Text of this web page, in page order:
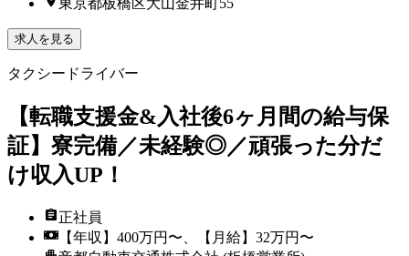
東京都板橋区大山金井町55
求人を見る
タクシードライバー
【転職支援金&入社後6ヶ月間の給与保
証】寮完備／未経験◎／頑張った分だ
け収入UP！
正社員
【年収】400万円〜、【月給】32万円〜